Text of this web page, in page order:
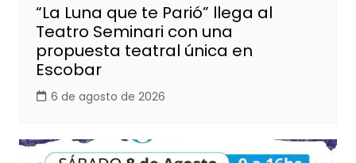
“La Luna que te Parió” llega al
Teatro Seminari con una
propuesta teatral única en
Escobar
6 de agosto de 2026